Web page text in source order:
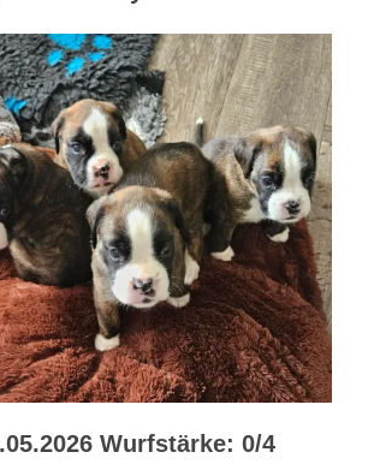
Wurfstärke: 0/4